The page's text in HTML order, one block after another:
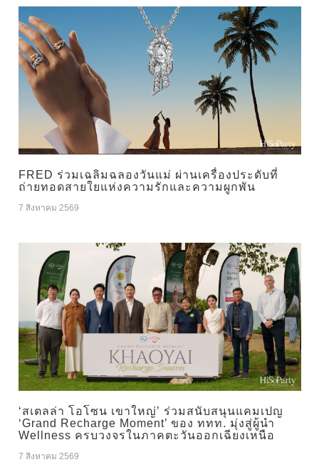
FRED ร่วมเฉลิมฉลองวันแม่ ผ่านเครื่องประดับที่
ถ่ายทอดสายใยแห่งความรักและความผูกพัน
7 สิงหาคม 2569
‘สเตลล่า โอโซน เขาใหญ่’ ร่วมสนับสนุนแคมเปญ
‘Grand Recharge Moment’ ของ ททท. มุ่งสู่ผู้นำ
Wellness ครบวงจรในภาคตะวันออกเฉียงเหนือ
7 สิงหาคม 2569